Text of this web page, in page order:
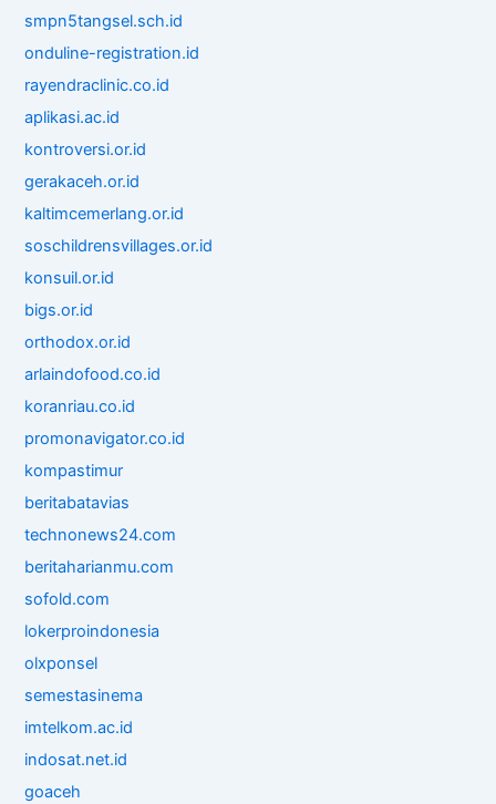
smpn5tangsel.sch.id
onduline-registration.id
rayendraclinic.co.id
aplikasi.ac.id
kontroversi.or.id
gerakaceh.or.id
kaltimcemerlang.or.id
soschildrensvillages.or.id
konsuil.or.id
bigs.or.id
orthodox.or.id
arlaindofood.co.id
koranriau.co.id
promonavigator.co.id
kompastimur
beritabatavias
technonews24.com
beritaharianmu.com
sofold.com
lokerproindonesia
olxponsel
semestasinema
imtelkom.ac.id
indosat.net.id
goaceh